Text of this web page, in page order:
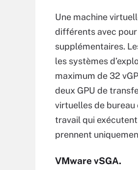
Une machine
différents avec
supplémentaires.
les systèmes
maximum de 32
deux GPU de
virtuelles de bureau
travail qui
prennent
VMware vSGA.